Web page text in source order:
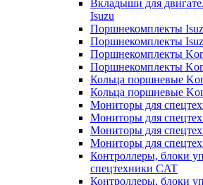
Вкладыши для
Isuzu
Поршнекомплекты
Поршнекомплекты
Поршнекомплекты
Поршнекомплекты
Кольца поршневые
Кольца поршневые
Мониторы для
Мониторы для
Мониторы для
Мониторы для
Контроллеры, блоки
спецтехники CAT
Контроллеры, блоки